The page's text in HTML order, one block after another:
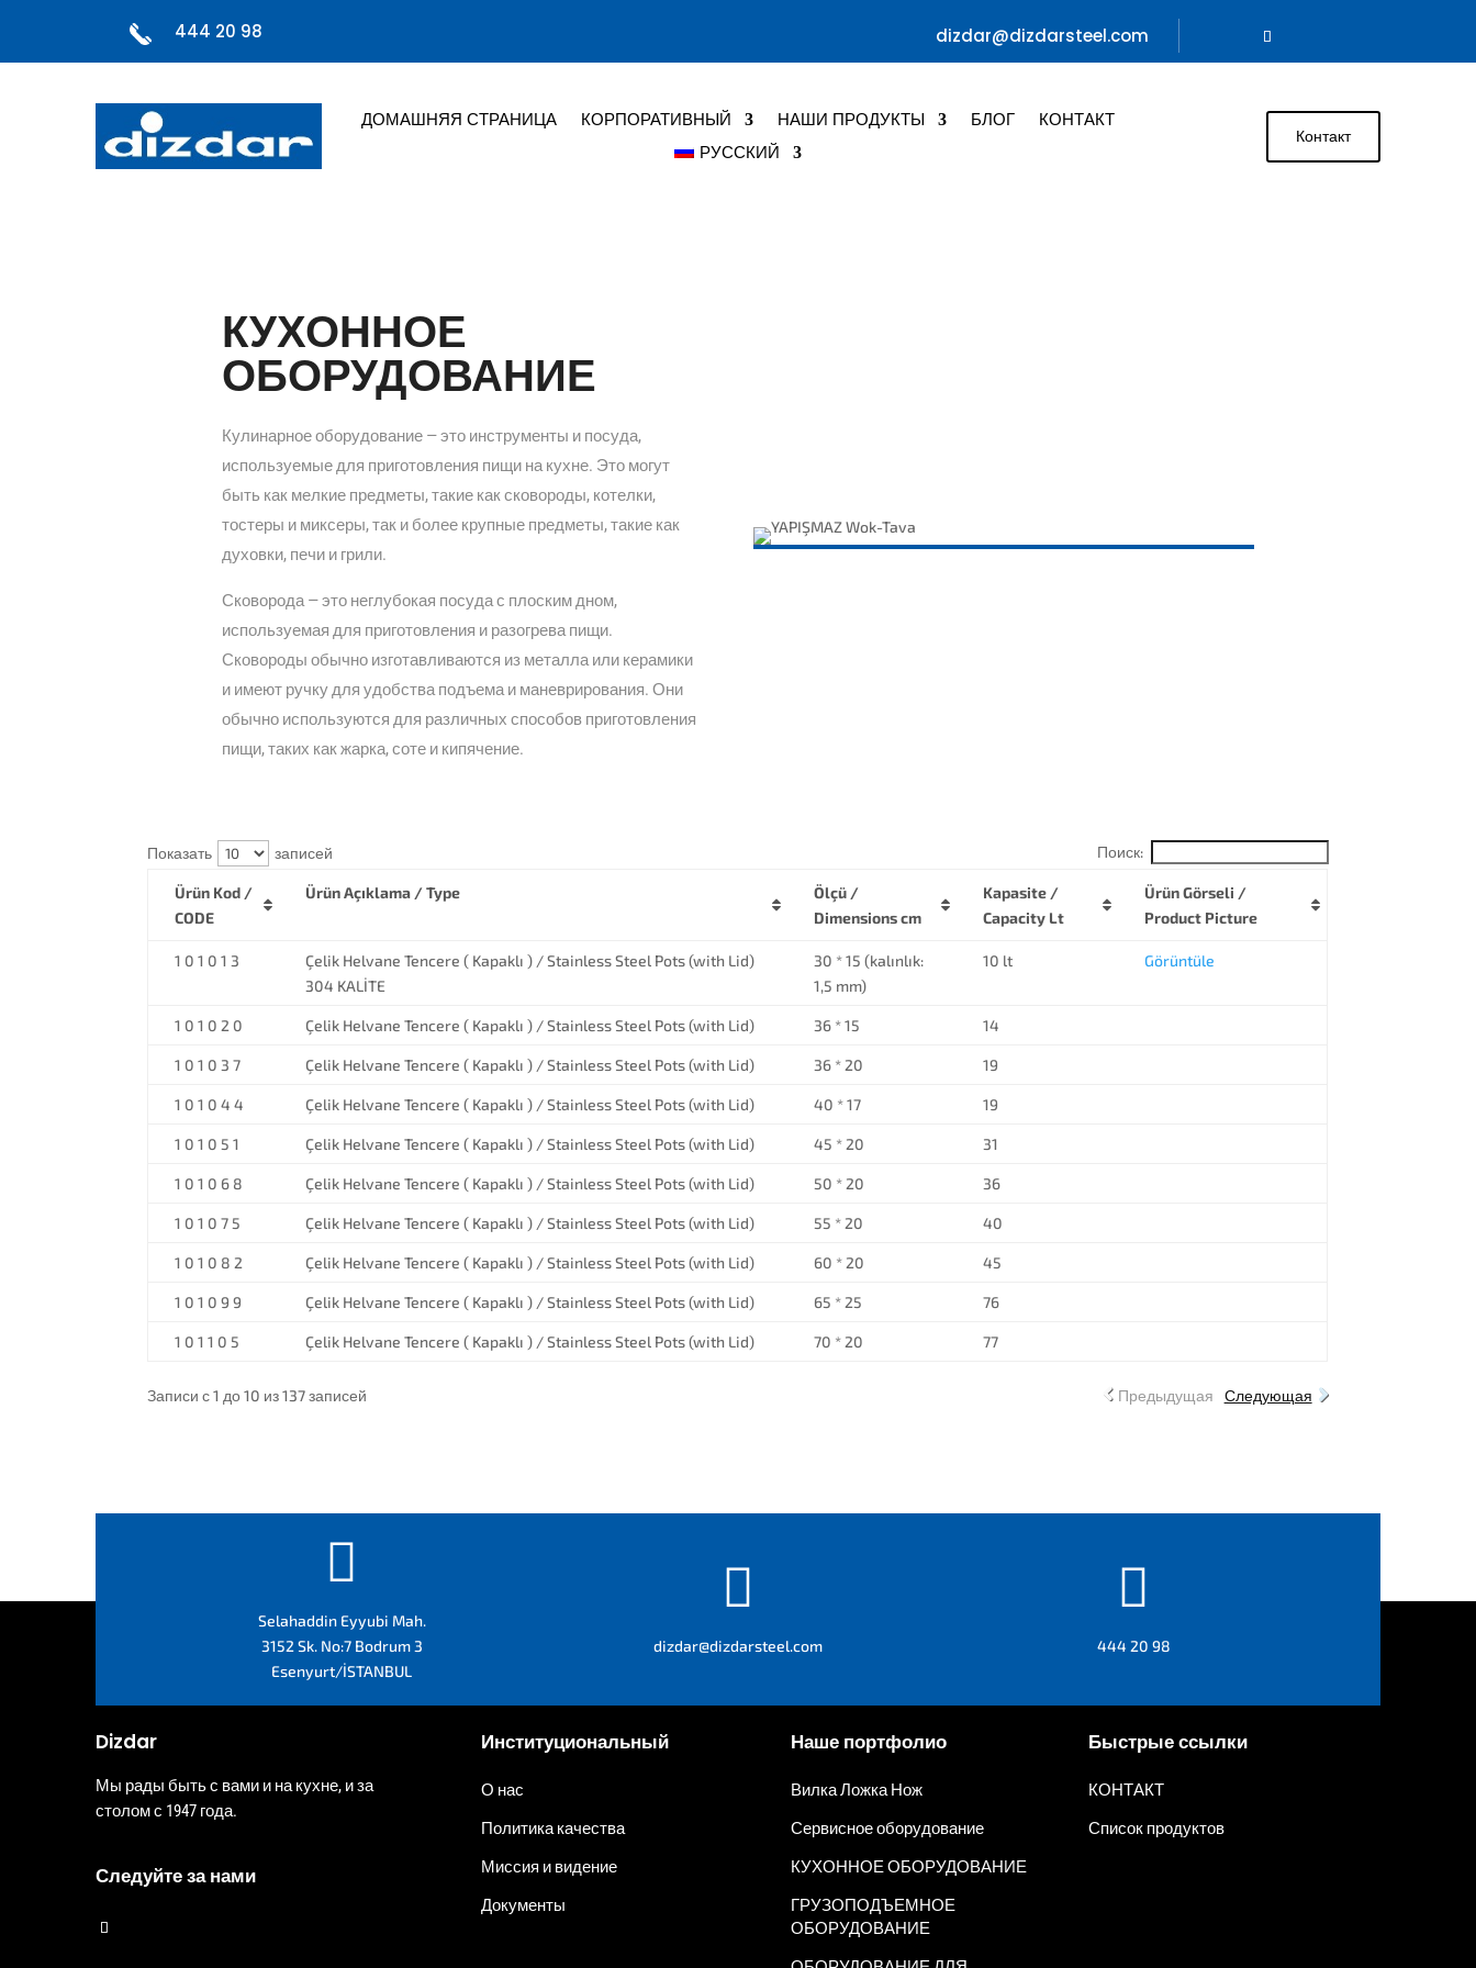
444 20 98 dizdar@dizdarsteel.com
ДОМАШНЯЯ СТРАНИЦА КОРПОРАТИВНЫЙ НАШИ ПРОДУКТЫ БЛОГ
КОНТАКТ
РУССКИЙ
Контакт
КУХОННОЕ
ОБОРУДОВАНИЕ
Кулинарное оборудование — это инструменты и посуда,
используемые для приготовления пищи на кухне. Это могут
быть как мелкие предметы, такие как сковороды, котелки,
тостеры и миксеры, так и более крупные предметы, такие как
духовки, печи и грили.
Сковорода — это неглубокая посуда с плоским дном,
используемая для приготовления и разогрева пищи.
Сковороды обычно изготавливаются из металла или керамики
и имеют ручку для удобства подъема и маневрирования. Они
обычно используются для различных способов приготовления
пищи, таких как жарка, соте и кипячение.
Показать записей Поиск:
Ürün Kod /
CODE
Ürün Açıklama / Type
Ölçü /
Dimensions cm
Kapasite /
Capacity Lt
Ürün Görseli /
Product Picture
1 0 1 0 1 3
Çelik Helvane Tencere ( Kapaklı ) / Stainless Steel Pots (with Lid)
304 KALİTE
30 * 15 (kalınlık:
1,5 mm)
10 lt Görüntüle
1 0 1 0 2 0 Çelik Helvane Tencere ( Kapaklı ) / Stainless Steel Pots (with Lid) 36 * 15 14
1 0 1 0 3 7 Çelik Helvane Tencere ( Kapaklı ) / Stainless Steel Pots (with Lid) 36 * 20 19
1 0 1 0 4 4 Çelik Helvane Tencere ( Kapaklı ) / Stainless Steel Pots (with Lid) 40 * 17 19
1 0 1 0 5 1 Çelik Helvane Tencere ( Kapaklı ) / Stainless Steel Pots (with Lid) 45 * 20 31
1 0 1 0 6 8 Çelik Helvane Tencere ( Kapaklı ) / Stainless Steel Pots (with Lid) 50 * 20 36
1 0 1 0 7 5 Çelik Helvane Tencere ( Kapaklı ) / Stainless Steel Pots (with Lid) 55 * 20 40
1 0 1 0 8 2 Çelik Helvane Tencere ( Kapaklı ) / Stainless Steel Pots (with Lid) 60 * 20 45
1 0 1 0 9 9 Çelik Helvane Tencere ( Kapaklı ) / Stainless Steel Pots (with Lid) 65 * 25 76
1 0 1 1 0 5 Çelik Helvane Tencere ( Kapaklı ) / Stainless Steel Pots (with Lid) 70 * 20 77
Записи с 1 до 10 из 137 записей Предыдущая Следующая

Selahaddin Eyyubi Mah.
3152 Sk. No:7 Bodrum 3
Esenyurt/İSTANBUL

dizdar@dizdarsteel.com

444 20 98
Dizdar
Мы рады быть с вами и на кухне, и за
столом с 1947 года.
Следуйте за нами
Институциональный
О нас
Политика качества
Миссия и видение
Документы
Наше портфолио
Вилка Ложка Нож
Сервисное оборудование
КУХОННОЕ ОБОРУДОВАНИЕ
ГРУЗОПОДЪЕМНОЕ
ОБОРУДОВАНИЕ
Быстрые ссылки
КОНТАКТ
Список продуктов